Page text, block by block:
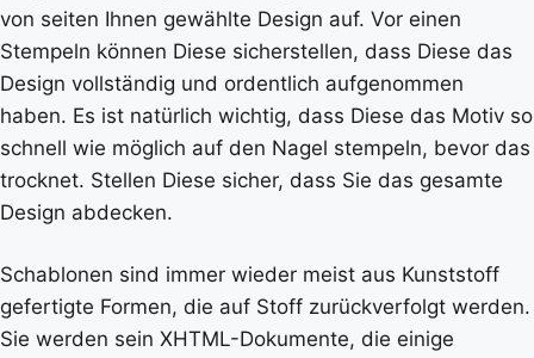
von seiten Ihnen gewählte Design auf. Vor einen
Stempeln können Diese sicherstellen, dass Diese das
Design vollständig und ordentlich aufgenommen
haben. Es ist natürlich wichtig, dass Diese das Motiv so
schnell wie möglich auf den Nagel stempeln, bevor das
trocknet. Stellen Diese sicher, dass Sie das gesamte
Design abdecken.
Schablonen sind immer wieder meist aus Kunststoff
gefertigte Formen, die auf Stoff zurückverfolgt werden.
Sie werden sein XHTML-Dokumente, die einige